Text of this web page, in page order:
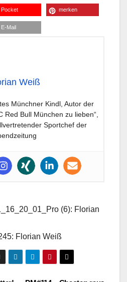
Pocket merken
E-Mail
Weiß
Münchner Kindl, Autor der
Red Bull München zu lieben“,
Sportchef der
(6): Florian
Florian Weiß